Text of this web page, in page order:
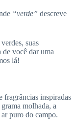
“verde” descreve
suas
de você dar uma
lá!
fragrâncias inspiradas
molhada, a
puro do campo.